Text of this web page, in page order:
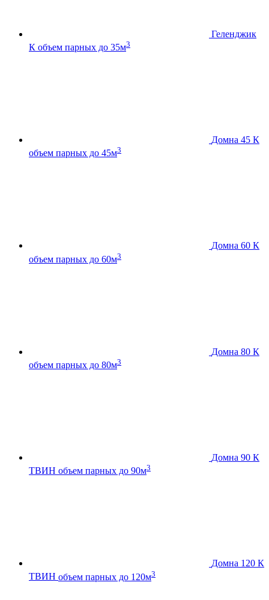
Геленджик
К объем парных до 35м3
Домна 45 К
объем парных до 45м3
Домна 60 К
объем парных до 60м3
Домна 80 К
объем парных до 80м3
Домна 90 К
ТВИН объем парных до 90м3
Домна 120 К
ТВИН объем парных до 120м3